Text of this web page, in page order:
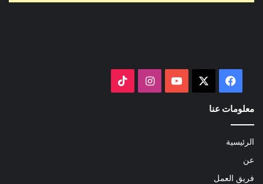
فيسبوك ‫YouTubeانستقرام
معلومات عنا
الرئيسية
عن
فريق العمل